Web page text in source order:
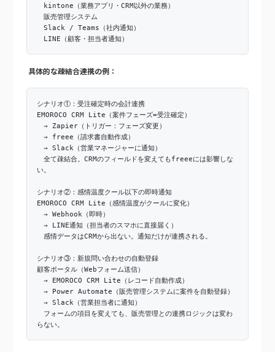
kintone（業務アプリ・CRM以外の業務）
販売管理システム
Slack / Teams（社内通知）
LINE（顧客・担当者通知）
具体的な疎結合連携の例：
シナリオ①：受注確定時の会計連携
EMOROCO CRM Lite（案件フェーズ=受注確定）
→ Zapier（トリガー：フェーズ変更）
→ freee（請求書自動作成）
→ Slack（営業マネージャーに通知）
全て疎結合。CRMのフィールドを変えてもfreeeには影響しな
い。
シナリオ②：感情温度クール以下の即時通知
EMOROCO CRM Lite（感情温度がクールに変化）
→ Webhook（即時）
→ LINE通知（担当者のスマホに直接届く）
感情データはCRMから出ない。通知だけが連携される。
シナリオ③：新規問い合わせの自動登録
顧客ポータル（Webフォーム送信）
→ EMOROCO CRM Lite（レコード自動作成）
→ Power Automate（販売管理システムに案件を自動登録）
→ Slack（営業担当者に通知）
フォームの項目を変えても、販売管理との連携ロジックは変わ
らない。